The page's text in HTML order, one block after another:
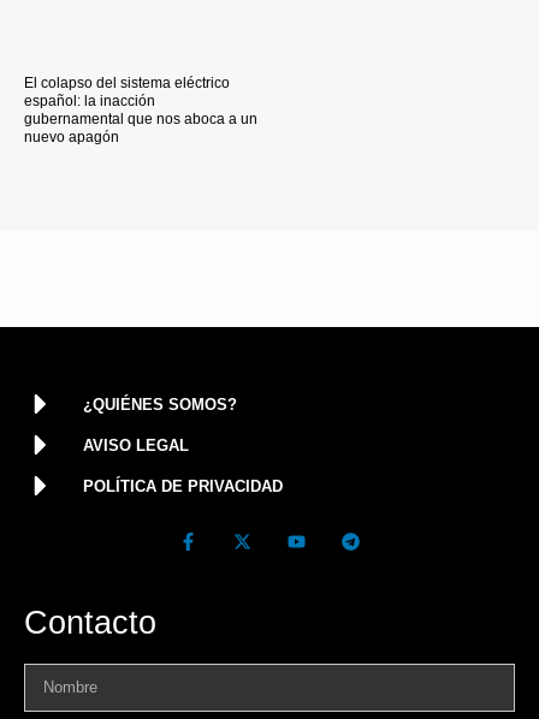
El colapso del sistema eléctrico
español: la inacción
gubernamental que nos aboca a un
nuevo apagón
¿QUIÉNES SOMOS?
AVISO LEGAL
POLÍTICA DE PRIVACIDAD
Contacto